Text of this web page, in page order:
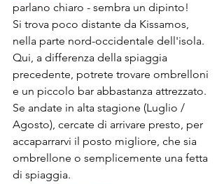
parlano chiaro - sembra un dipinto!
Si trova poco distante da Kissamos,
nella parte nord-occidentale dell'isola.
Qui, a differenza della spiaggia
precedente, potrete trovare ombrelloni
e un piccolo bar abbastanza attrezzato.
Se andate in alta stagione (Luglio /
Agosto), cercate di arrivare presto, per
accaparrarvi il posto migliore, che sia
ombrellone o semplicemente una fetta
di spiaggia.